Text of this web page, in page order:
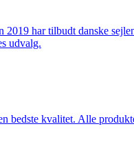
2019 har tilbudt danske
udvalg.
bedste kvalitet. Alle